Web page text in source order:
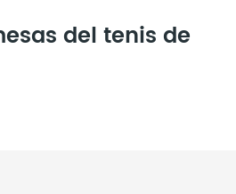
del tenis de